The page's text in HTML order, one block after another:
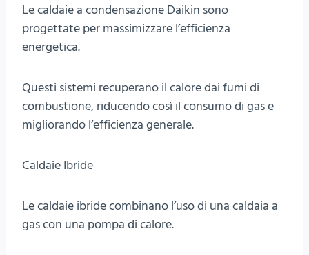
Le caldaie a condensazione Daikin sono
progettate per massimizzare l’efficienza
energetica.
Questi sistemi recuperano il calore dai fumi di
combustione, riducendo così il consumo di gas e
migliorando l’efficienza generale.
Caldaie Ibride
Le caldaie ibride combinano l’uso di una caldaia a
gas con una pompa di calore.